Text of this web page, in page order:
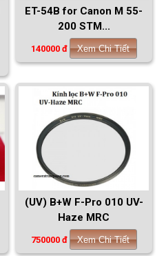
ET-54B for Canon M 55-
200 STM...
140000 đ Xem Chi Tiết
(UV) B+W F-Pro 010 UV-
Haze MRC
750000 đ Xem Chi Tiết